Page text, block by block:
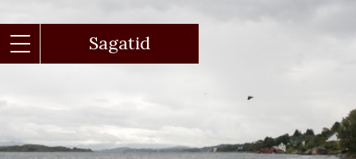
til
hovedindhold
Sagatid